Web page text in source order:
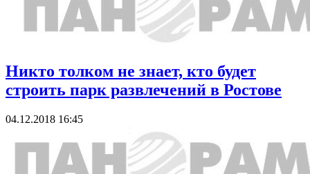
Никто толком не знает, кто будет
строить парк развлечений в Ростове
04.12.2018 16:45